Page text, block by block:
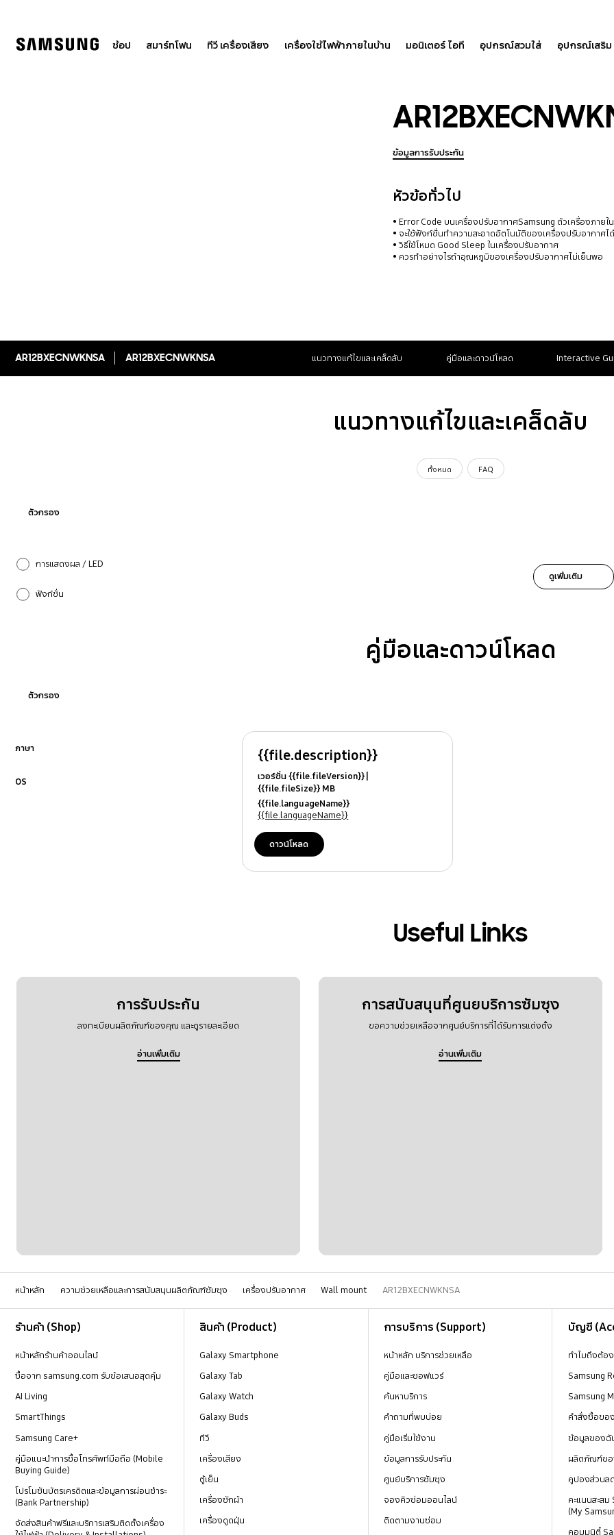
ช้อป สมาร์ทโฟน ทีวี เครื่องเสียง เครื่องใช้ไฟฟ้าภายในบ้าน มอนิเตอร์ ไอที อุปกรณ์สวมใส่ อุปกรณ์เสริม
ข้อมูลการรับประกัน
หัวข้อทั่วไป
Error Code บนเครื่องปรับอากาศSamsung ตัวเครื่องภาย
จะใช้ฟังก์ชั่นทำความสะอาดอัตโนมัติของเครื่องปรับอากาศไ
วิธีใช้โหมด Good Sleep ในเครื่องปรับอากาศ
ควรทำอย่างไรถ้าอุณหภูมิของเครื่องปรับอากาศไม่เย็นพอ
AR12BXECNWKNSA AR12BXECNWKNSA แนวทางแก้ไขและเคล็ดลับ คู่มือและดาวน์โหลด Interactive
แนวทางแก้ไขและเคล็ดลับ
ทั้งหมด FAQ
ตัวกรอง
การแสดงผล / LED
ฟังก์ชั่น
ดูเพิ่มเติม
คู่มือและดาวน์โหลด
ตัวกรอง
ภาษา
OS
{{file.description}}
เวอร์ชั่น {{file.fileVersion}}
{{file.fileSize}} MB
{{file.fileModifiedDate}}
{{file.osNames}}
{{file.languageName}}
{{file.languageName}}
ดาวน์โหลด
Useful Links
การรับประกัน
ลงทะเบียนผลิตภัณฑ์ของคุณ และดูรายละเอียด
อ่านเพิ่มเติม
การสนับสนุนที่ศูนยบริการซัมซุง
ขอความช่วยเหลือจากศูนย์บริการที่ได้รับการแต่งตั้ง
อ่านเพิ่มเติม
หน้าหลัก ความช่วยเหลือและการสนับสนุนผลิตภัณฑ์ซัมซุง เครื่องปรับอากาศ Wall mount AR12BXECNWKNSA
ร้านค้า (Shop)
หน้าหลักร้านค้าออนไลน์
ซื้อจาก samsung.com รับข้อเสนอสุดคุ้ม
AI Living
SmartThings
Samsung Care+
คู่มือแนะนำการซื้อโทรศัพท์มือถือ (Mobile
Buying Guide)
โปรโมชันบัตรเครดิตและข้อมูลการผ่อนชำระ
(Bank Partnership)
จัดส่งสินค้าฟรีและบริการเสริมติดตั้งเครื่อง
สินค้า (Product)
Galaxy Smartphone
Galaxy Tab
Galaxy Watch
Galaxy Buds
ทีวี
เครื่องเสียง
ตู้เย็น
เครื่องซักผ้า
เครื่องดูดฝุ่น
การบริการ (Support)
หน้าหลัก บริการช่วยเหลือ
คู่มือและซอฟแวร์
ค้นหาบริการ
คำถามที่พบบ่อย
คู่มือเริ่มใช้งาน
ข้อมูลการรับประกัน
ศูนย์บริการซัมซุง
จองคิวซ่อมออนไลน์
ติดตามงานซ่อม
บัญชี
ทำไมถึงต้อ
Samsung
Samsung
คำสั่งซื้อขอ
ข้อมูลของฉั
ผลิตภัณฑ์ขอ
คูปองส่วนล
คะแนนสะส
(My
คอมมูนิตี้